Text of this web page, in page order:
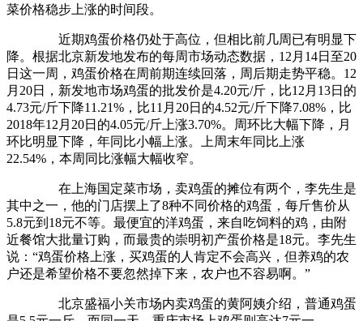
菜价格稳步上涨的时间段。
近期鸡蛋价格仍处于高位，但相比前几周已有明显下
降。根据北京新发地发布的每周市场动态数据，12月14日至20
日这一周，鸡蛋价格在周前期连续回落，周后期走势平稳。12
月20日，新发地市场鸡蛋的批发价是4.20元/斤，比12月13日的
4.73元/斤下降11.21%，比11月20日的4.52元/斤下降7.08%，比
2018年12月20日的4.05元/斤上涨3.70%。周环比大幅下降，月
环比明显下降，年同比小幅上涨。上周末年同比上涨
22.54%，本周同比涨幅大幅收窄。
在上海国定菜市场，卖鸡蛋的摊位有两个，李先生是
其中之一，他的门店摆上了8种不同价格的鸡蛋，每斤售价从
5.8元到18元不等。最便宜的洋鸡蛋，来自吃饲料的鸡，由附
近餐馆大批量订购，而最贵的崇明初产蛋价格是18元。李先生
说：“鸡蛋价格上涨，买鸡蛋的人肯定不会高兴，但养鸡的农
户还是希望价格不要忽然掉下来，农户也不容易啊。”
北京盛福小关市场内卖鸡蛋的黄阿姨介绍，普通鸡蛋